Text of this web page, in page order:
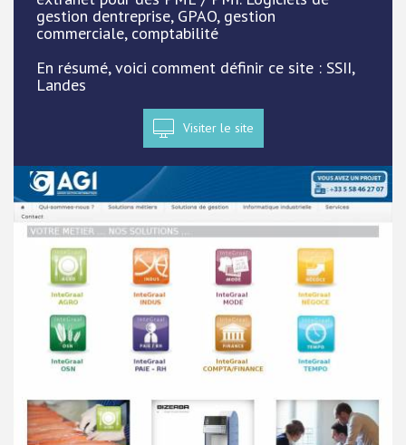
gestion dentreprise, GPAO, gestion
commerciale, comptabilité
En résumé, voici comment définir ce site : SSII,
Landes
Visiter le site